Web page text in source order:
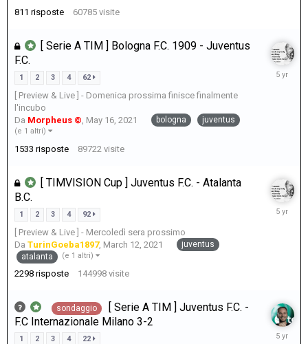
811 risposte 60785 visite
[ Serie A TIM ] Bologna F.C. 1909 - Juventus
F.C.
1 2 3 4 62
[ Preview & Live ] - Domenica prossima finisce finalmente
l'incubo
Da Morpheus ©, May 16, 2021 bologna juventus
(e 1 altri)
1533 risposte 89722 visite
May
[ TIMVISION Cup ] Juventus F.C. - Atalanta
B.C.
1 2 3 4 92
[ Preview & Live ] - Mercoledì sera prossimo
Da TurinGoeba1897, March 12, 2021
juventus
atalanta
(e 1 altri)
2298 risposte 144998 visite
May
sondaggio
[ Serie A TIM ] Juventus F.C. -
F.C Internazionale Milano 3-2
1 2 3 4 22
May